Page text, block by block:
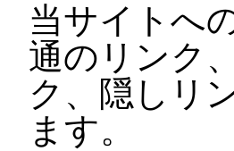
当サイトへ
通のリンク
ク、隠しリ
ます。